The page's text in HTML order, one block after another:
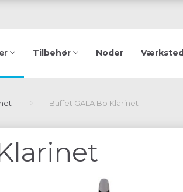
Tilbehør Noder Værksted
Buffet GALA Bb Klarinet